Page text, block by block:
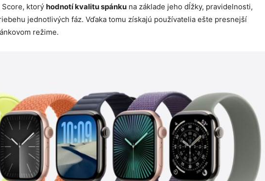
Score, ktorý hodnotí kvalitu spánku na základe jeho dĺžky, pravidelnosti,
jednotlivých fáz. Vďaka tomu získajú používatelia ešte presnejší
režime.